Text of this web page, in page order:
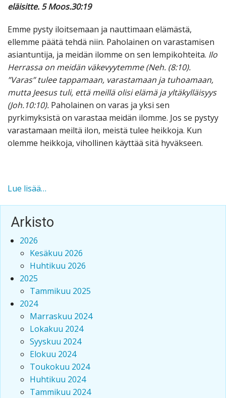
eläisitte. 5 Moos.30:19
Emme pysty iloitsemaan ja nauttimaan elämästä,
ellemme päätä tehdä niin. Paholainen on varastamisen
asiantuntija, ja meidän ilomme on sen lempikohteita. Ilo
Herrassa on meidän väkevyytemme (Neh. (8:10).
”Varas” tulee tappamaan, varastamaan ja tuhoamaan,
mutta Jeesus tuli, että meillä olisi elämä ja yltäkylläisyys
(Joh.10:10). Paholainen on varas ja yksi sen
pyrkimyksistä on varastaa meidän ilomme. Jos se pystyy
varastamaan meiltä ilon, meistä tulee heikkoja. Kun
olemme heikkoja, vihollinen käyttää sitä hyväkseen.
Lue lisää…
Arkisto
2026
Kesäkuu 2026
Huhtikuu 2026
2025
Tammikuu 2025
2024
Marraskuu 2024
Lokakuu 2024
Syyskuu 2024
Elokuu 2024
Toukokuu 2024
Huhtikuu 2024
Tammikuu 2024